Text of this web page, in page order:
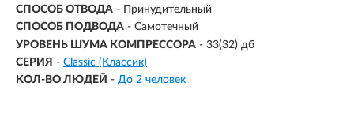
СПОСОБ ОТВОДА - Принудительный
СПОСОБ ПОДВОДА - Самотечный
УРОВЕНЬ ШУМА КОМПРЕССОРА - 33(32) дб
СЕРИЯ - Classic (Классик)
КОЛ-ВО ЛЮДЕЙ - До 2 человек